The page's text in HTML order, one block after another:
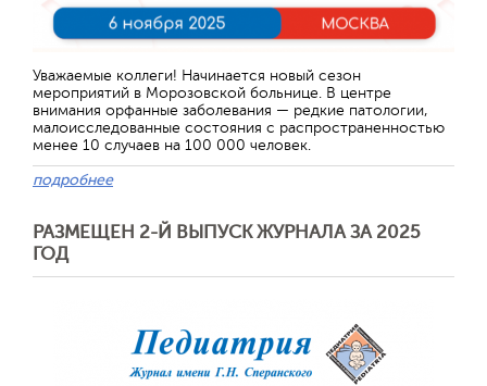
Уважаемые коллеги! Начинается новый сезон
мероприятий в Морозовской больнице. В центре
внимания орфанные заболевания — редкие патологии,
малоисследованные состояния с распространенностью
менее 10 случаев на 100 000 человек.
подробнее
РАЗМЕЩЕН 2-Й ВЫПУСК ЖУРНАЛА ЗА 2025
ГОД